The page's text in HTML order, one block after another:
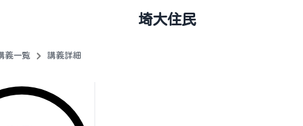
埼大住民
義一覧 講義詳細